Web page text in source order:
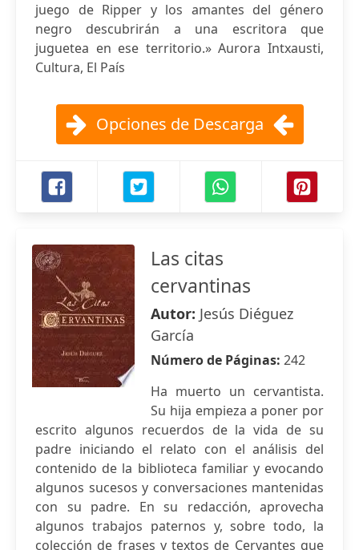
juego de Ripper y los amantes del género
negro descubrirán a una escritora que
juguetea en ese territorio.» Aurora Intxausti,
Cultura, El País
Opciones de Descarga
Las citas
cervantinas
Autor: Jesús Diéguez
García
Número de Páginas: 242
Ha muerto un cervantista.
Su hija empieza a poner por
escrito algunos recuerdos de la vida de su
padre iniciando el relato con el análisis del
contenido de la biblioteca familiar y evocando
algunos sucesos y conversaciones mantenidas
con su padre. En su redacción, aprovecha
algunos trabajos paternos y, sobre todo, la
colección de frases y textos de Cervantes que